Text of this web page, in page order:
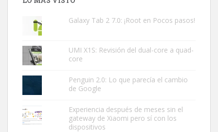
Galaxy Tab 2 7.0: ¡Root en Pocos pasos!
UMI X1S: Revisión del dual-core a quad-
core
Penguin 2.0: Lo que parecía el cambio
de Google
Experiencia después de meses sin el
gateway de Xiaomi pero sí con los
dispositivos